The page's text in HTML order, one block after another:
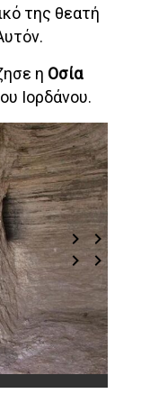
της θεατή
η Οσία
Ιορδάνου.